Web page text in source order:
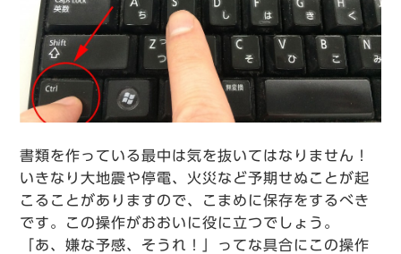
書類を作っている最中は気を抜いてはなりません！
いきなり大地震や停電、火災など予期せぬことが起
こることがありますので、こまめに保存をするべき
です。この操作がおおいに役に立つでしょう。
「あ、嫌な予感、そうれ！」ってな具合にこの操作